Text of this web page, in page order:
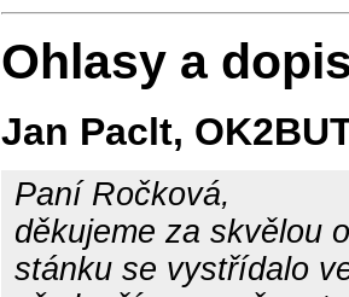
Ohlasy a
Jan Paclt,
Paní Ročková,
děkujeme za skvělou
stánku se vystřídalo